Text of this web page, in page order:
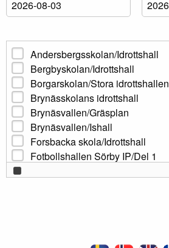
Andersbergsskolan/Idrottshall
Bergbyskolan/Idrottshall
Borgarskolan/Stora idrottshallen
Brynässkolans idrottshall
Brynäsvallen/Gräsplan
Brynäsvallen/Ishall
Forsbacka skola/Idrottshall
Fotbollshallen Sörby IP/Del 1
Gavlehovshallen/Alfahallen